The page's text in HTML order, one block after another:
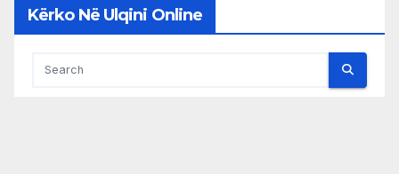
Kërko Në Ulqini Online